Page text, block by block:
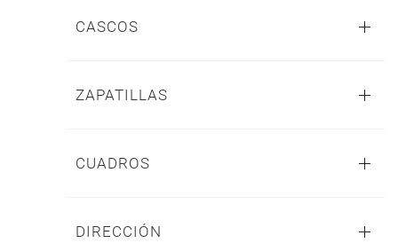
CASCOS
ZAPATILLAS
CUADROS
DIRECCIÓN